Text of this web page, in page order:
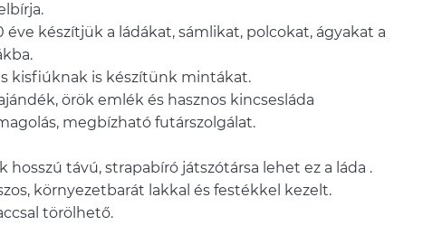
éve készítjük a ládákat, sámlikat, polcokat, ágyakat a
kisfiúknak is készítünk mintákat.
örök emlék és hasznos kincsesláda
megbízható futárszolgálat.
hosszú távú, strapabíró játszótársa lehet ez a láda .
környezetbarát lakkal és festékkel kezelt.
törölhető.